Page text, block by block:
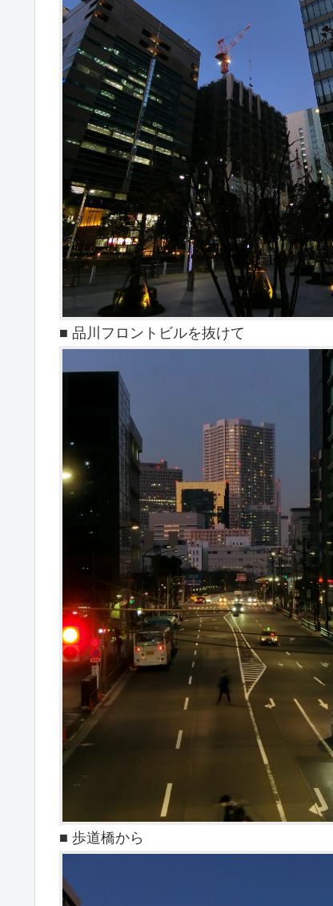
■ 品川フロントビルを抜けて
■ 歩道橋から